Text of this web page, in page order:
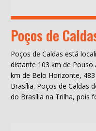
Poços de
Poços de Caldas está
distante 103 km de Pouso
km de Belo Horizonte,
Brasília. Poços de Caldas
do Brasília na Trilha, pois